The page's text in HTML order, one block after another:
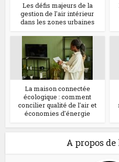
Les défis majeurs de la
gestion de l'air intérieur
dans les zones urbaines
La maison connectée
écologique : comment
concilier qualité de l'air et
économies d'énergie
A propos